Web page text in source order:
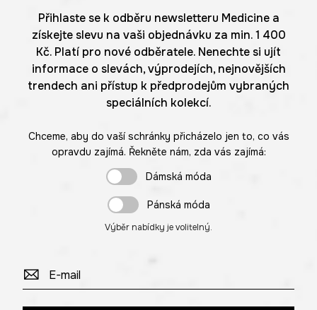
Přihlaste se k odběru newsletteru Medicine a
získejte slevu na vaši objednávku za min. 1 400
Kč. Platí pro nové odběratele. Nenechte si ujít
informace o slevách, výprodejích, nejnovějších
trendech ani přístup k předprodejům vybraných
speciálních kolekcí.
Chceme, aby do vaší schránky přicházelo jen to, co vás
opravdu zajímá. Řekněte nám, zda vás zajímá:
Dámská móda
Pánská móda
Výběr nabídky je volitelný.